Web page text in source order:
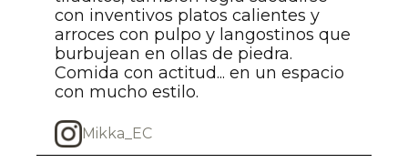
con inventivos platos calientes y
arroces con pulpo y langostinos que
burbujean en ollas de piedra.
Comida con actitud... en un espacio
con mucho estilo.
Mikka_EC